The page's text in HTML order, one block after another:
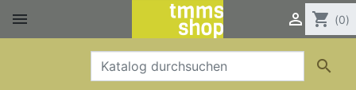
  shopping_cart (0)
